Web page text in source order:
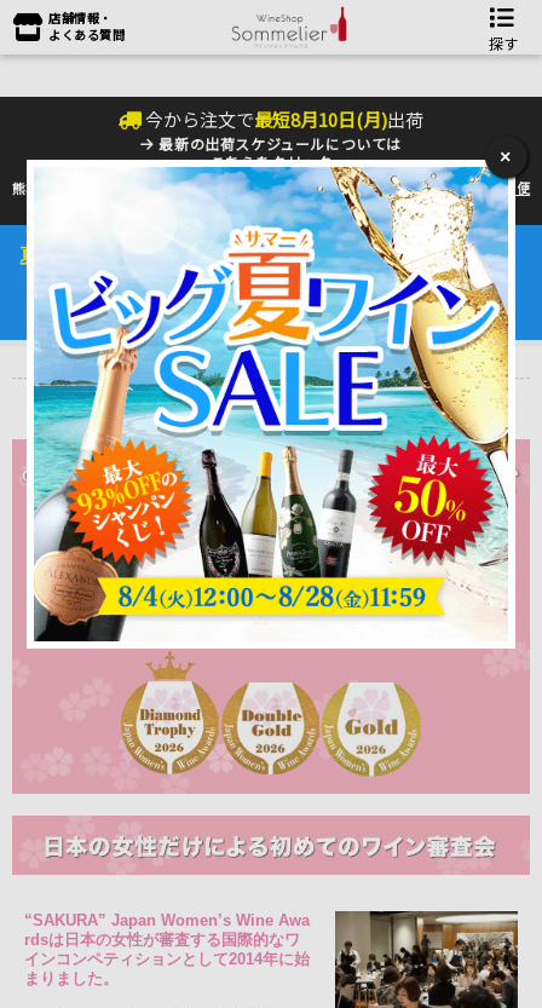
店舗情報・
よくある質問
探す
今から注文で最短8月10日(月)出荷
最新の出荷スケジュールについては
こちらをクリック
熊本地震の影響により九州への配送に遅れが生じております。最新情報は佐川急便
のHP
をご確認下さい。
夏季の配送は『クール便』のご利用をお勧めいたします。
ワインは25℃以上で劣化するデリケートな商品です。
4～10月はワインを守るためにも是非ご利用ください。
トップ ＞金賞受賞ワイン ＞サクラワインアワード受賞
サクラワインアワード受賞ワイン通販
“SAKURA” Japan Women’s Wine Awa
rdsは日本の女性が審査する国際的なワ
インコンペティションとして2014年に始
まりました。
×